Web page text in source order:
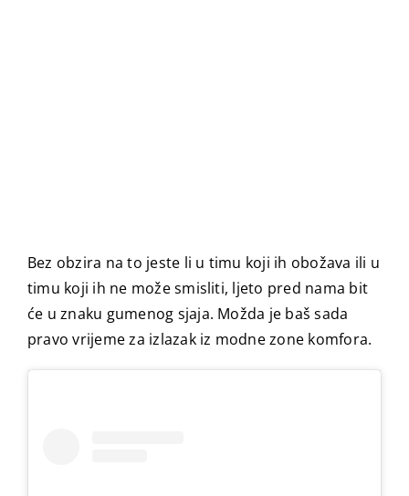
Bez obzira na to jeste li u timu koji ih obožava ili u
timu koji ih ne može smisliti, ljeto pred nama bit
će u znaku gumenog sjaja. Možda je baš sada
pravo vrijeme za izlazak iz modne zone komfora.